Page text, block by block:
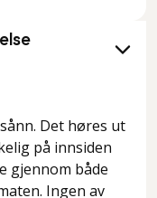
Det høres ut
på innsiden
gjennom både
Ingen av